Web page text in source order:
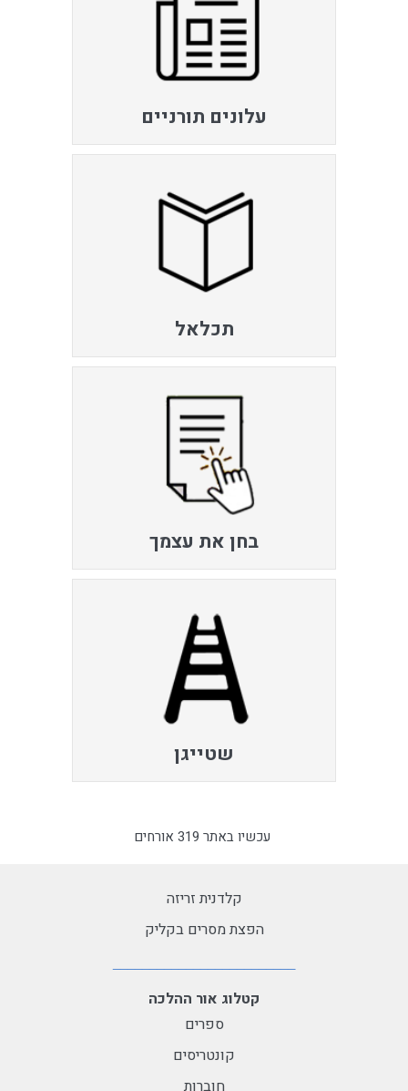
עלונים תורניים
תכלאל
בחן את עצמך
שטייגן
עכשיו באתר 319 אורחים
קלדנית זריזה
הפצת מסרים בקליק
קטלוג אור ההלכה
ספרים
קונטריסים
חוברות